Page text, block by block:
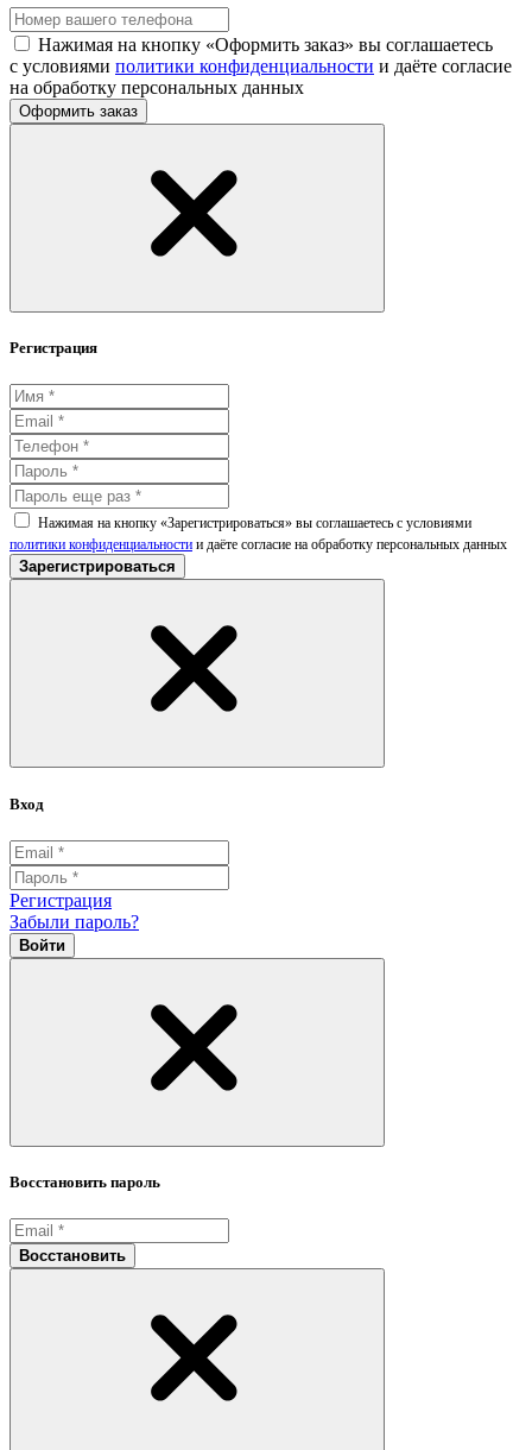
Нажимая на кнопку «Оформить заказ» вы соглашаетесь
с условиями политики конфиденциальности и даёте согласие
на обработку персональных данных
Оформить заказ
Регистрация
Нажимая на кнопку «Зарегистрироваться» вы соглашаетесь с условиями
политики конфиденциальности и даёте согласие на обработку персональных данных
Зарегистрироваться
Вход
Регистрация
Забыли пароль?
Войти
Восстановить пароль
Восстановить